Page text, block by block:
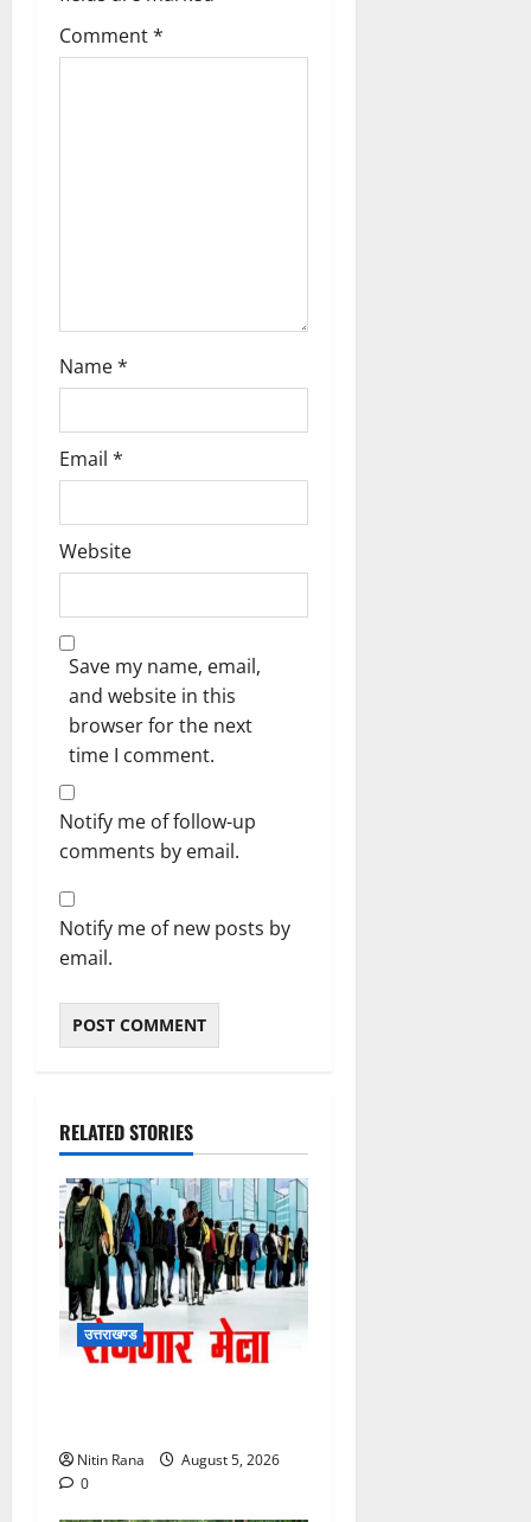
a
t
Comment*
Name*
Email *
Website
Save my name, email,
and website in this
browser for the next
time I comment.
Notify me of follow-up
comments by email.
Notify me of new posts by
email.
RELATED STORIES
उत्तराखण्ड
Nitin Rana
August 5, 2026
0